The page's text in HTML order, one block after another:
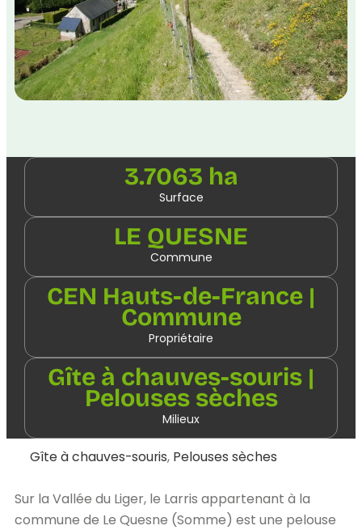
3.7063 ha
Surface
LE QUESNE
Commune
CEN Hauts-de-France |
Commune
Propriétaire
Gîte à chauves-souris |
Pelouses sèches
Milieux
Gîte à chauves-souris, Pelouses sèches
Sur la Vallée du Liger, le Larris appartenant à la
commune de Le Quesne (Somme) est une pelouse